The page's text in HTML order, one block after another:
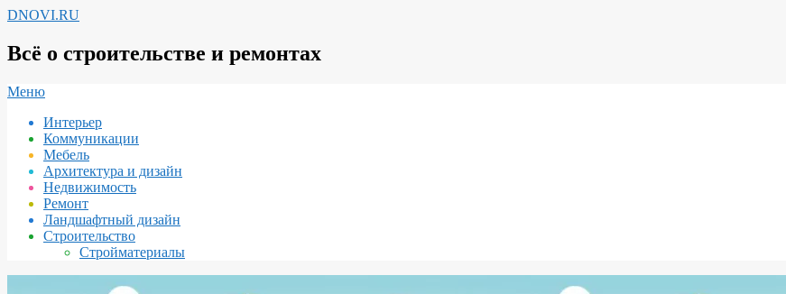
Перейти
содержимому
DNOVI.RU
Всё о строительстве и ремонтах
Вторичное
навигации
Меню
Интерьер
Коммуникации
Мебель
Архитектура и дизайн
Недвижимость
Ремонт
Ландшафтный дизайн
Строительство
Стройматериалы